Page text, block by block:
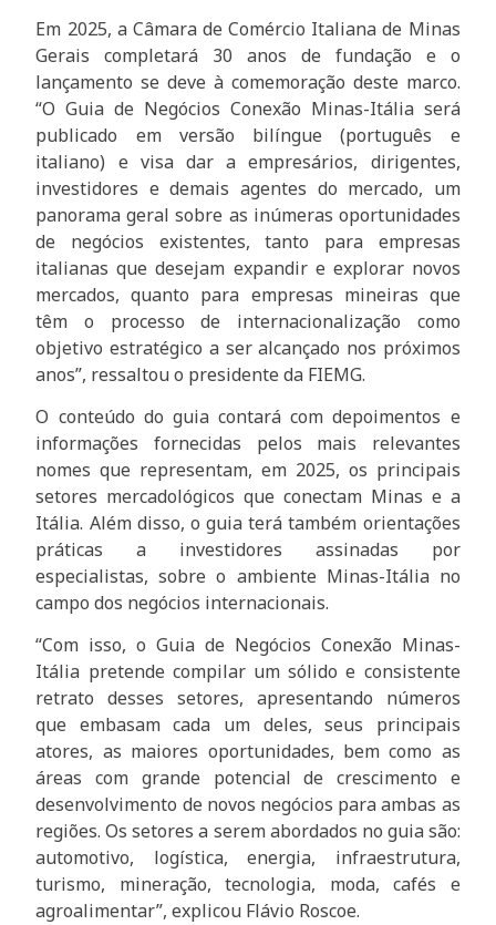
Em 2025, a Câmara de Comércio Italiana de Minas
Gerais completará 30 anos de fundação e o
lançamento se deve à comemoração deste marco.
“O Guia de Negócios Conexão Minas-Itália será
publicado em versão bilíngue (português e
italiano) e visa dar a empresários, dirigentes,
investidores e demais agentes do mercado, um
panorama geral sobre as inúmeras oportunidades
de negócios existentes, tanto para empresas
italianas que desejam expandir e explorar novos
mercados, quanto para empresas mineiras que
têm o processo de internacionalização como
objetivo estratégico a ser alcançado nos próximos
anos”, ressaltou o presidente da FIEMG.
O conteúdo do guia contará com depoimentos e
informações fornecidas pelos mais relevantes
nomes que representam, em 2025, os principais
setores mercadológicos que conectam Minas e a
Itália. Além disso, o guia terá também orientações
práticas a investidores assinadas por
especialistas, sobre o ambiente Minas-Itália no
campo dos negócios internacionais.
“Com isso, o Guia de Negócios Conexão Minas-
Itália pretende compilar um sólido e consistente
retrato desses setores, apresentando números
que embasam cada um deles, seus principais
atores, as maiores oportunidades, bem como as
áreas com grande potencial de crescimento e
desenvolvimento de novos negócios para ambas as
regiões. Os setores a serem abordados no guia são:
automotivo, logística, energia, infraestrutura,
turismo, mineração, tecnologia, moda, cafés e
agroalimentar”, explicou Flávio Roscoe.